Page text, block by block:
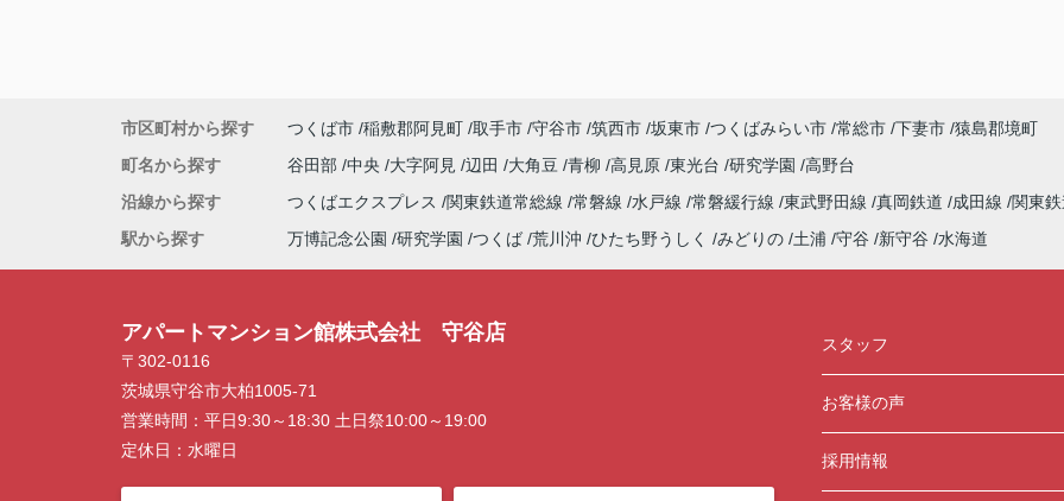
市区町村から探す つくば市 稲敷郡阿見町 取手市 守谷市 筑西市 坂東市 つくばみらい市 常総市 下妻市 猿島郡境町
町名から探す
谷田部 中央 大字阿見 辺田 大角豆 青柳 高見原 東光台 研究学園
高野台
沿線から探す
つくばエクスプレス 関東鉄道常総線 常磐線 水戸線 常磐緩行線 東武野田線 真岡鉄道 成田線 関東
駅から探す
万博記念公園 研究学園 つくば 荒川沖 ひたち野うしく みどりの 土浦 守谷 新守谷 水海道
アパートマンション館株式会社 守谷店
〒302-0116
茨城県守谷市大柏1005-71
営業時間： 平日9:30～18:30 土日祭10:00～19:00
定休日： 水曜日
スタッフ
お客様の声
採用情報